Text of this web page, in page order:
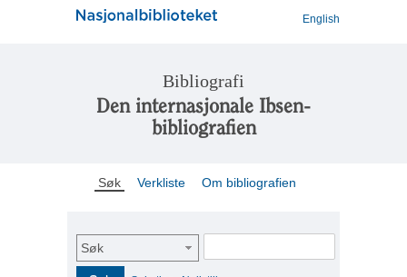
English
Bibliografi
Den internasjonale Ibsen-
bibliografien
Søk Verkliste Om bibliografien
Søk